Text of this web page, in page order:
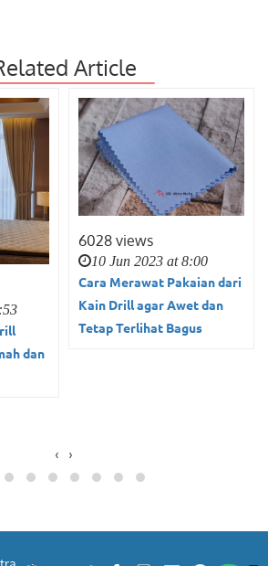
Article
dan
6028 views
10 Jun 2023 at 8:00
Cara Merawat Pakaian dari
Kain Drill agar Awet dan
Tetap Terlihat Bagus
‹ ›